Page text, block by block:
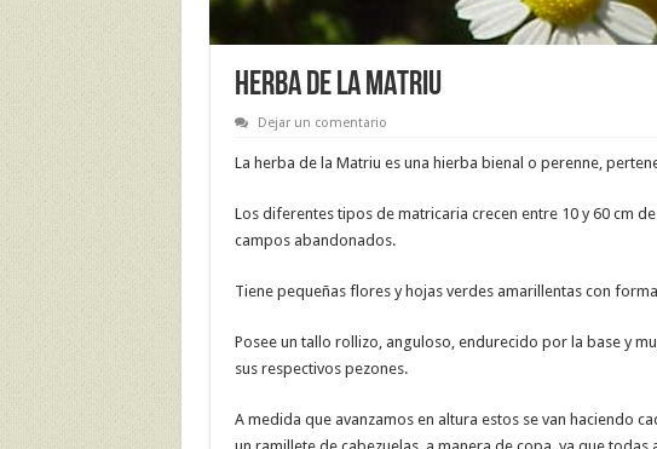
HERBA DE LA MATRIU
Dejar un comentario
La herba de la Matriu es una hierba bienal o perenne,
Los diferentes tipos de matricaria crecen entre 10 y 60 cm
campos abandonados.
Tiene pequeñas flores y hojas verdes amarillentas con
Posee un tallo rollizo, anguloso, endurecido por la base y
sus respectivos pezones.
A medida que avanzamos en altura estos se van haciendo